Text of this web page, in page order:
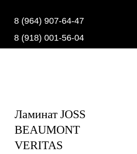
8 (918) 001-56-04
8 (964) 907-64-47
Ламинат JOSS
BEAUMONT
VERITAS